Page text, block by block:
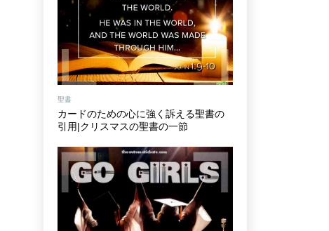
聖書
カードのための心に強く訴える聖書の
引用|クリスマスの聖書の一節